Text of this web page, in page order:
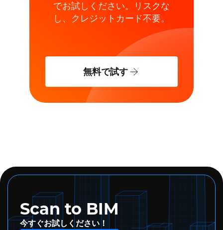
でお試しください。リスクな
し、クレジットカード不要。
無料で試す
Scan to BIM
今すぐお試しください！